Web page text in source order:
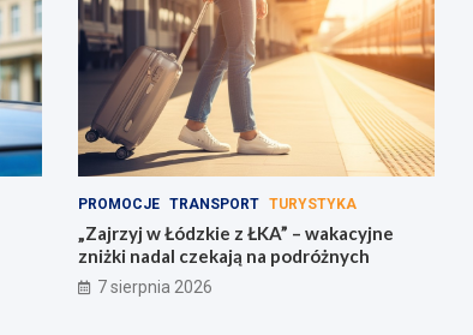
PROMOCJE TRANSPORT TURYSTYKA
„Zajrzyj w Łódzkie z ŁKA” – wakacyjne
zniżki nadal czekają na podróżnych
7 sierpnia 2026